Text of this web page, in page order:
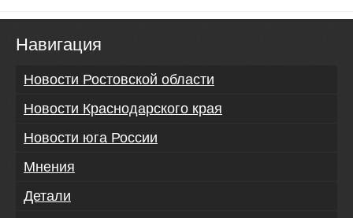
Навигация
Новости Ростовской области
Новости Краснодарского края
Новости юга России
Мнения
Детали